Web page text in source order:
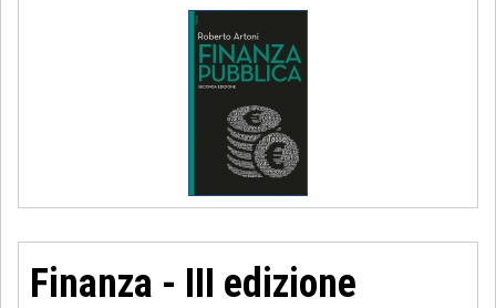
Finanza - III edizione